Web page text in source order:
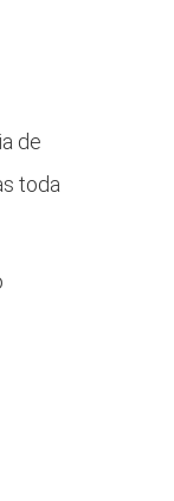
de
toda